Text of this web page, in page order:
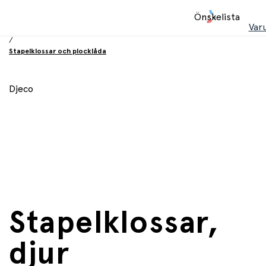
Önskelista
/
Stapelklossar och plocklåda
Djeco
Stapelklossar,
djur